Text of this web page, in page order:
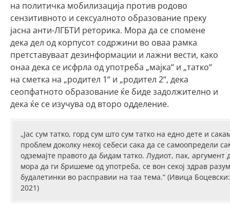
на политичка мобилизација против родово
сензитивното и сексуалното образование преку
јасна анти-ЛГБТИ реторика. Мора да се спомене
дека дел од корпусот содржини во оваа рамка
претставуваат дезинформации и лажни вести, како
онаа дека се исфрла од употреба „мајка“ и „татко“
на сметка на „родител 1“ и „родител 2“, дека
сеопфатното образование ќе биде задолжително и
дека ќе се изучува од второ одделение.
„Јас сум татко, горд сум што сум татко на едно дете и
проблем доколку некој себеси сака да се самоопредели
одземајте правото да бидам татко. Лудиот, пак, аргумент
мора да ги бришеме од употреба, се вон секој здрав
будалетинки во расправии на таа тема.“ (Ивица
2021)